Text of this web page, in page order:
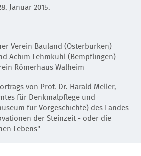
Januar 2015.
Verein Bauland (Osterburken)
Achim Lehmkuhl (Bempflingen)
Römerhaus Walheim
von Prof. Dr. Harald Meller,
für Denkmalpflege und
für Vorgeschichte) des Landes
der Steinzeit - oder die
Lebens"